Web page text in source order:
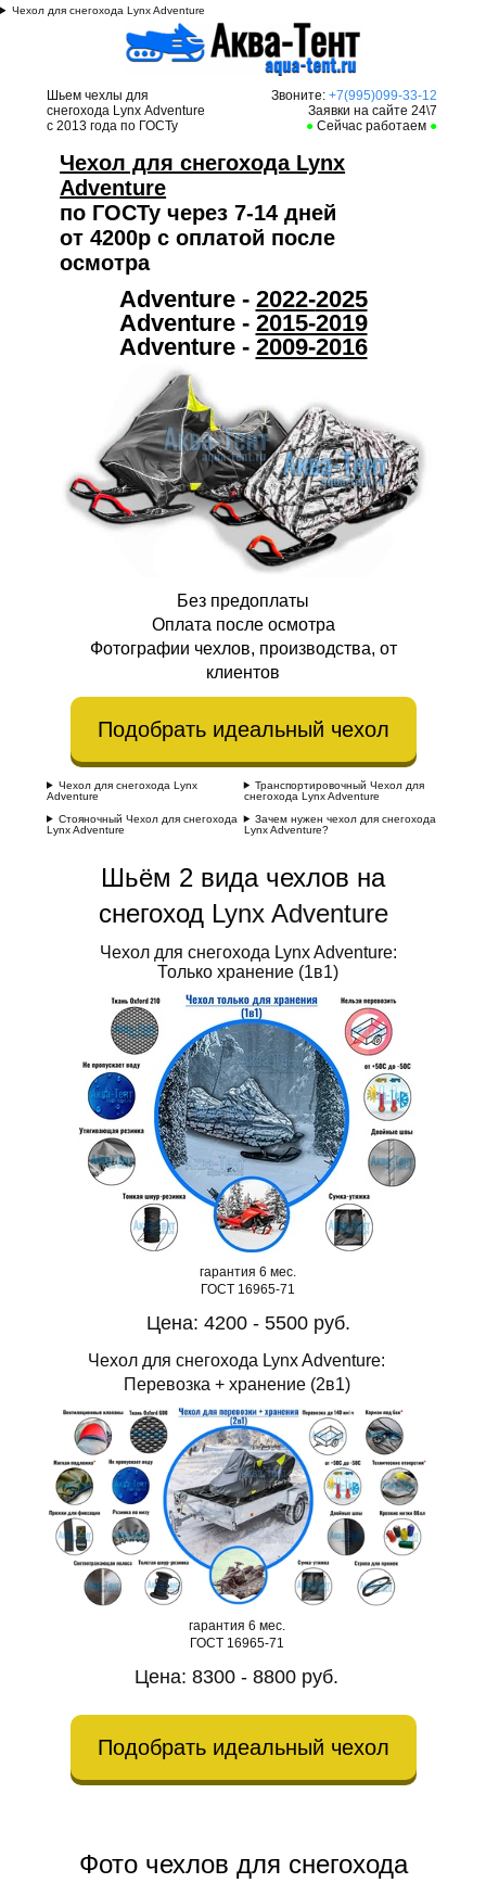
Чехол для снегохода Lynx Adventure
Шьем чехлы для
снегохода Lynx Adventure
с 2013 года по ГОСТу
Звоните:+7(995)099-33-12
Заявки на сайте 24\7
● Сейчас работаем ●
Чехол для снегохода Lynx
Adventure
по ГОСТу через 7-14 дней
от 4200р с оплатой после
осмотра
Adventure - 2022-2025
Adventure - 2015-2019
Adventure - 2009-2016
Без предоплаты
Оплата после осмотра
Фотографии чехлов, производства, от
клиентов
Подобрать идеальный чехол
Чехол для снегохода Lynx
Adventure
Транспортировочный Чехол для
снегохода Lynx Adventure
Стояночный Чехол для снегохода
Lynx Adventure
Зачем нужен чехол для снегохода
Lynx Adventure?
Шьём 2 вида чехлов на
снегоход Lynx Adventure
Чехол для снегохода Lynx Adventure:
Только хранение (1в1)
гарантия 6 мес.
ГОСТ 16965-71
Цена: 4200 - 5500 руб.
Чехол для снегохода Lynx Adventure:
Перевозка + хранение (2в1)
гарантия 6 мес.
ГОСТ 16965-71
Цена: 8300 - 8800 руб.
Подобрать идеальный чехол
Фото чехлов для снегохода